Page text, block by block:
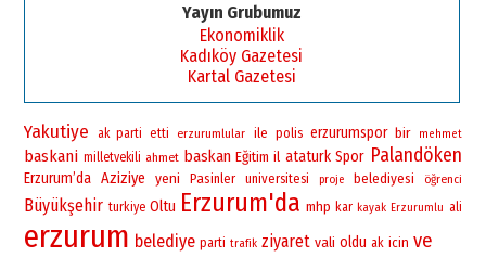
Yayın Grubumuz
Ekonomiklik
Kadıköy Gazetesi
Kartal Gazetesi
Yakutiye ak parti etti erzurumlular ile polis erzurumspor bir mehmet
baskani milletvekili ahmet baskan Eğitim il ataturk Spor Palandöken
Erzurum’da Aziziye yeni Pasinler universitesi proje belediyesi öğrenci
Büyükşehir turkiye Oltu Erzurum'da mhp kar kayak Erzurumlu ali
erzurum belediye parti trafik ziyaret vali oldu ak icin ve